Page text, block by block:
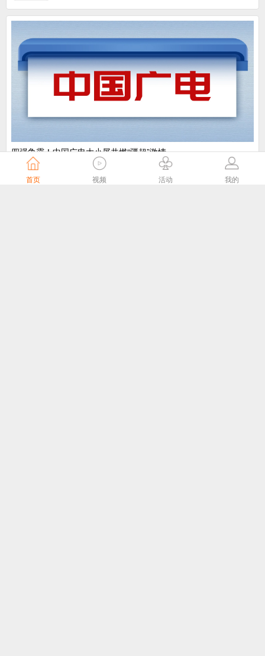
​四强争霸！中国广电大小屏共燃“疆超”激情
中国广电
首页 视频 活动 我的